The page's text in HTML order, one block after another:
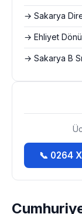
→ Sakarya
→ Ehliyet
→ Sakarya B
📞 0264